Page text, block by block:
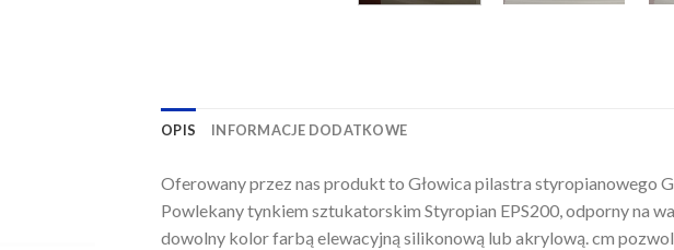
OPIS INFORMACJE DODATKOWE
Oferowany przez nas produkt to Głowica pilastra styropianowego
Powlekany tynkiem sztukatorskim Styropian EPS200, odporny na
dowolny kolor farbą elewacyjną silikonową lub akrylową. cm